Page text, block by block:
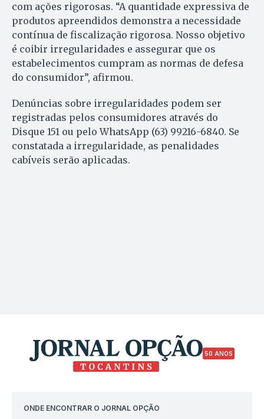
com ações rigorosas. “A quantidade expressiva de
produtos apreendidos demonstra a necessidade
contínua de fiscalização rigorosa. Nosso objetivo
é coibir irregularidades e assegurar que os
estabelecimentos cumpram as normas de defesa
do consumidor”, afirmou.
Denúncias sobre irregularidades podem ser
registradas pelos consumidores através do
Disque 151 ou pelo WhatsApp (63) 99216-6840. Se
constatada a irregularidade, as penalidades
cabíveis serão aplicadas.
50 ANOS
ONDE ENCONTRAR O JORNAL OPÇÃO